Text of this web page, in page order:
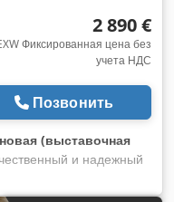
2 890 €
Фиксированная цена без
учета НДС
Позвонить
(выставочная
и надежный
приводом,
Мощный